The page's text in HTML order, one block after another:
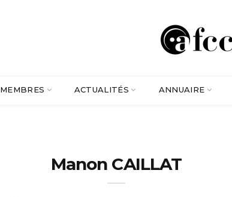
MEMBRES ACTUALITÉS ANNUAIRE
Manon CAILLAT